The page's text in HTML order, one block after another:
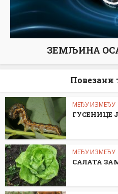
ЗЕМЉИНА
Повезани
МЕЂУ ИЗМЕЂУ
ГУСЕНИЦЕ
МЕЂУ ИЗМЕЂУ
САЛАТА